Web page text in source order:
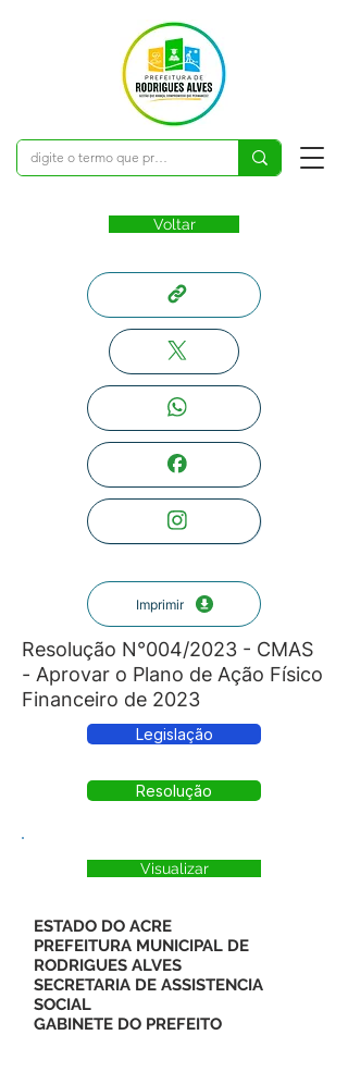
Voltar
Imprimir
Resolução N°004/2023 - CMAS
- Aprovar o Plano de Ação Físico
Financeiro de 2023
Legislação
Resolução
Visualizar
ESTADO DO ACRE
PREFEITURA MUNICIPAL DE
RODRIGUES ALVES
SECRETARIA DE ASSISTENCIA
SOCIAL
GABINETE DO PREFEITO